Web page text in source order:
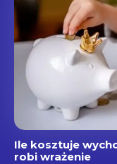
Ile kosztuje
robi wrażenie